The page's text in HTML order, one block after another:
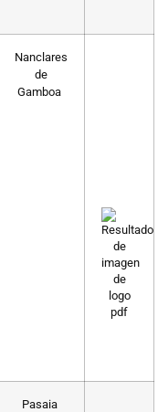
Nanclares
de
Gamboa
Pasaia